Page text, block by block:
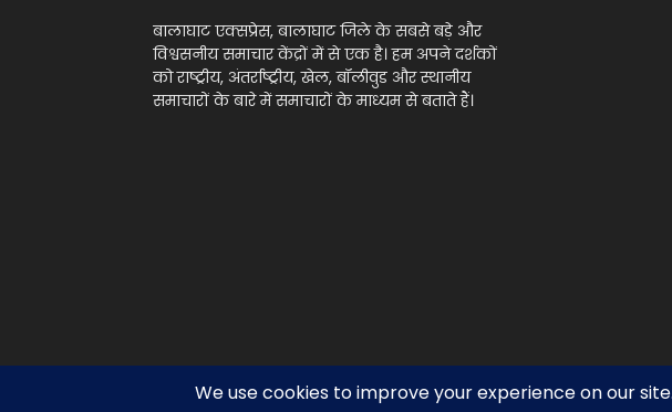
बालाघाट एक्सप्रेस, बालाघाट जिले के सबसे बड़े और
विश्वसनीय समाचार केंद्रों में से एक है। हम अपने दर्शकों
को राष्ट्रीय, अंतर्राष्ट्रीय, खेल, बॉलीवुड और स्थानीय
समाचारों के बारे में समाचारों के माध्यम से बताते हैं।
© Balaghat Express 2021 | Developed byAnurag Yadav